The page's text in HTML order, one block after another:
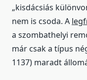
„kisdácsiás
nem is csoda. A
a szombathelyi
már csak a típus
1137) maradt